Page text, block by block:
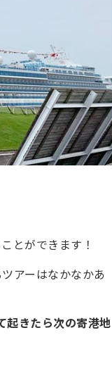
とができます！
アーはなかなかあ
起きたら次の寄港地